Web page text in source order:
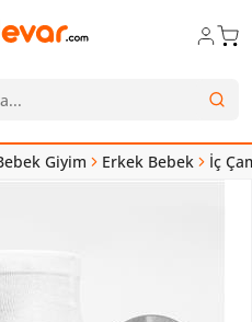
Giyim Erkek Bebek İç